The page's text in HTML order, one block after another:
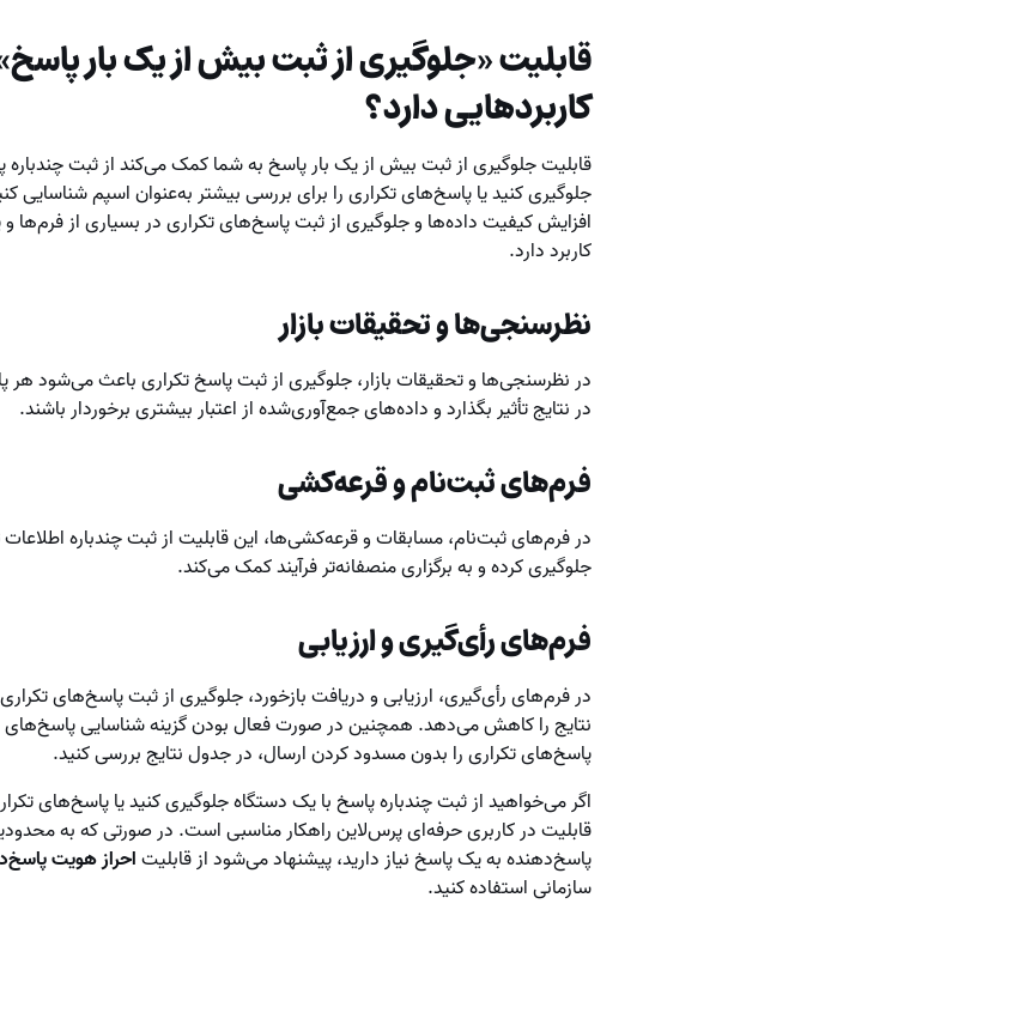
قابلیت «جلوگیری از ثبت بیش از یک بار
کاربردهایی دارد؟
قابلیت جلوگیری از ثبت بیش از یک بار پاسخ به شما کمک می‌کند از ثبت
جلوگیری کنید یا پاسخ‌های تکراری را برای بررسی بیشتر به‌عنوان اسپم شناسایی
افزایش کیفیت داده‌ها و جلوگیری از ثبت پاسخ‌های تکراری در بسیاری از فرم‌ها
کاربرد دارد.
نظرسنجی‌ها و تحقیقات بازار
در نظرسنجی‌ها و تحقیقات بازار، جلوگیری از ثبت پاسخ تکراری باعث می‌شود هر
در نتایج تأثیر بگذارد و داده‌های جمع‌آوری‌شده از اعتبار بیشتری برخوردار باشند.
فرم‌های ثبت‌نام و قرعه‌کشی
در فرم‌های ثبت‌نام، مسابقات و قرعه‌کشی‌ها، این قابلیت از ثبت چندباره
جلوگیری کرده و به برگزاری منصفانه‌تر فرآیند کمک می‌کند.
فرم‌های رأی‌گیری و ارزیابی
در فرم‌های رأی‌گیری، ارزیابی و دریافت بازخورد، جلوگیری از ثبت پاسخ‌های
نتایج را کاهش می‌دهد. همچنین در صورت فعال بودن گزینه شناسایی پاسخ‌های
پاسخ‌های تکراری را بدون مسدود کردن ارسال، در جدول نتایج بررسی کنید.
اگر می‌خواهید از ثبت چندباره پاسخ با یک دستگاه جلوگیری کنید یا پاسخ‌های
قابلیت در کاربری حرفه‌ای پرس‌لاین راهکار مناسبی است. در صورتی که به
پاسخ‌دهنده به یک پاسخ نیاز دارید، پیشنهاد می‌شود از قابلیتاحراز هویت
سازمانی استفاده کنید.